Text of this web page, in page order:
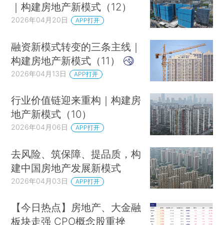
｜构建房地产新模式（12）
2026年04月20日 APP打开
融资新模式转变的三条主线｜
构建房地产新模式（11）
2026年04月13日 APP打开
行业价值链迎来重构｜构建房
地产新模式（10）
2026年04月06日 APP打开
去风险、筑保障、提品质，构
建中国房地产发展新模式
2026年04月03日 APP打开
【今日热点】房地产、大金融
板块走强 CPO概念股重挫